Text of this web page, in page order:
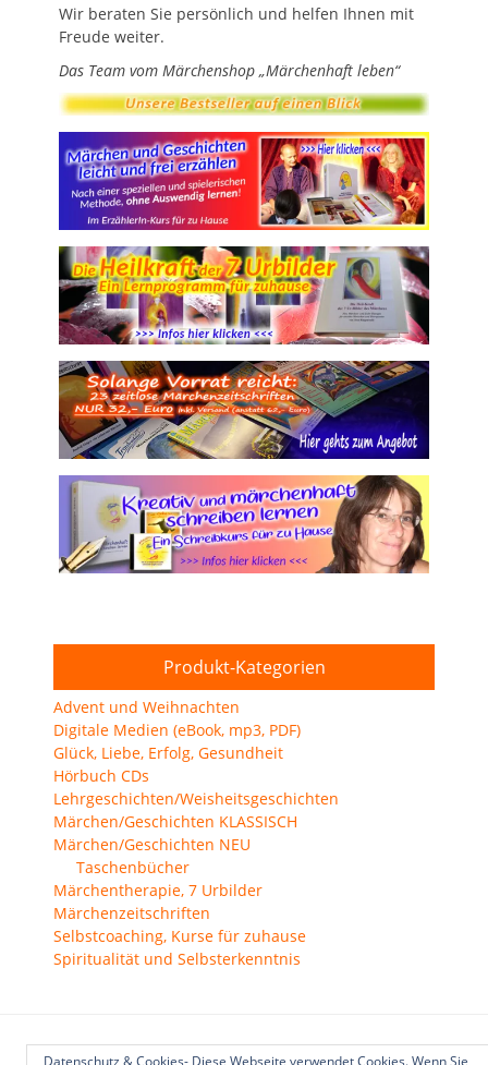
Wir beraten Sie persönlich und helfen Ihnen mit
Freude weiter.
Das Team vom Märchenshop „Märchenhaft leben“
Produkt-Kategorien
Advent und Weihnachten
Digitale Medien (eBook, mp3, PDF)
Glück, Liebe, Erfolg, Gesundheit
Hörbuch CDs
Lehrgeschichten/Weisheitsgeschichten
Märchen/Geschichten KLASSISCH
Märchen/Geschichten NEU
Taschenbücher
Märchentherapie, 7 Urbilder
Märchenzeitschriften
Selbstcoaching, Kurse für zuhause
Spiritualität und Selbsterkenntnis
Datenschutz & Cookies- Diese Webseite verwendet Cookies. Wenn Sie